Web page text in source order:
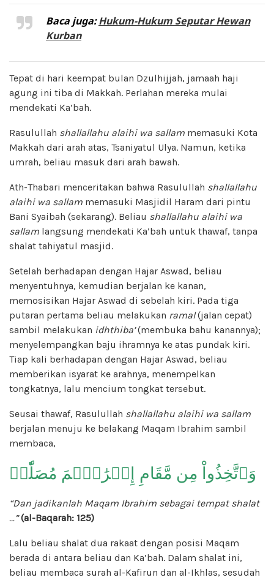
Baca juga:Hukum-Hukum Seputar Hewan
Kurban
Tepat di hari keempat bulan Dzulhijjah, jamaah haji
agung ini tiba di Makkah. Perlahan mereka mulai
mendekati Ka’bah.
Rasulullah shallallahu alaihi wa sallam memasuki Kota
Makkah dari arah atas, Tsaniyatul Ulya. Namun, ketika
umrah, beliau masuk dari arah bawah.
Ath-Thabari menceritakan bahwa Rasulullah shallallahu
alaihi wa sallam memasuki Masjidil Haram dari pintu
Bani Syaibah (sekarang). Beliau shallallahu alaihi wa
sallam langsung mendekati Ka’bah untuk thawaf, tanpa
shalat tahiyatul masjid.
Setelah berhadapan dengan Hajar Aswad, beliau
menyentuhnya, kemudian berjalan ke kanan,
memosisikan Hajar Aswad di sebelah kiri. Pada tiga
putaran pertama beliau melakukan ramal(jalan cepat)
sambil melakukan idhthiba’(membuka bahu kanannya);
menyelempangkan baju ihramnya ke atas pundak kiri.
Tiap kali berhadapan dengan Hajar Aswad, beliau
memberikan isyarat ke arahnya, menempelkan
tongkatnya, lalu mencium tongkat tersebut.
Seusai thawaf, Rasulullah shallallahu alaihi wa sallam
berjalan menuju ke belakang Maqam Ibrahim sambil
membaca,
وَٱتَّخِذُواْ مِن مَّقَامِ إِبۡرَٰهِ‍ۧمَ مُصَلّٗىۖ
“Dan jadikanlah Maqam Ibrahim sebagai tempat shalat
…” (al-Baqarah: 125)
Lalu beliau shalat dua rakaat dengan posisi Maqam
berada di antara beliau dan Ka’bah. Dalam shalat ini,
beliau membaca surah al-Kafirun dan al-Ikhlas, sesudah